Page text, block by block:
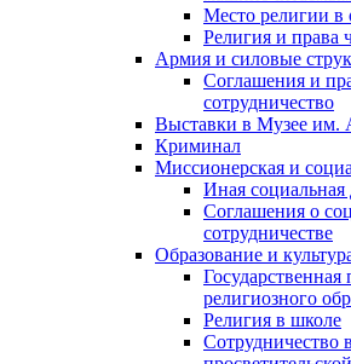
Место религии в
Религия и права
Армия и силовые
Соглашения и
сотрудничество
Выставки в Музее им.
Криминал
Миссионерская и
Иная социальная
Соглашения о
сотрудничестве
Образование и
Государственная
религиозного
Религия в школе
Сотрудничество